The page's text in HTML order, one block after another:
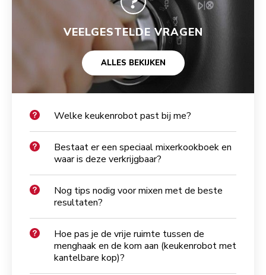
VEELGESTELDE VRAGEN
ALLES BEKIJKEN
Welke keukenrobot past bij me?
Bestaat er een speciaal mixerkookboek en
waar is deze verkrijgbaar?
Nog tips nodig voor mixen met de beste
resultaten?
Hoe pas je de vrije ruimte tussen de
menghaak en de kom aan (keukenrobot met
kantelbare kop)?